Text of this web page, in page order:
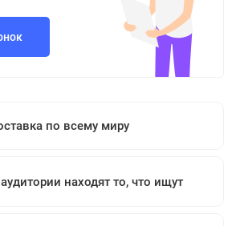
по всему миру
находят то, что ищут